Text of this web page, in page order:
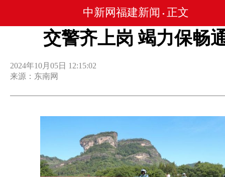
中新网福建新闻 • 正文
交警齐上岗 竭力保畅
2024年10月05日 12:15:02
来源：东南网